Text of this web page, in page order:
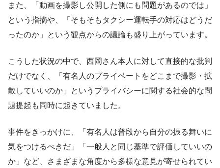
また、「動画を撮影し公開した側にも問題があるのでは」
という指摘や、「そもそもタクシー運転手の対応はどうだ
ったのか」という観点からの議論も盛り上がっています。
こうした状況の中で、西岡さん本人に対して直接的な批判
だけでなく、「有名人のプライベートをどこまで撮影・拡
散していいのか」というプライバシーに関する社会的な問
題提起も同時に起きていました。
事件をきっかけに、「有名人は普段から自分の振る舞いに
気をつけるべきだ」「一般人と同じ基準で評価していいの
か」など、さまざまな角度から多様な意見が寄せられてい